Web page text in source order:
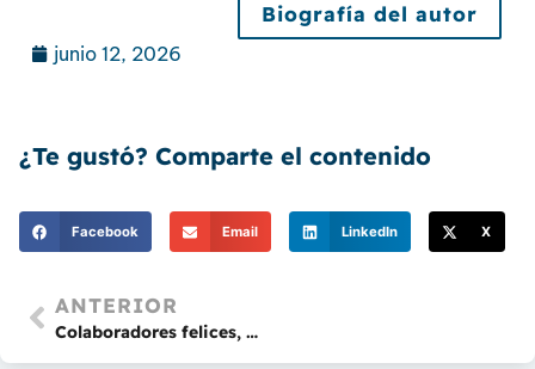
Biografía del autor
junio 12, 2026
¿Te gustó? Comparte el contenido
Facebook Email LinkedIn X
ANTERIOR
Colaboradores felices, clientes satisfechos: Cuando el endomarketing se convierte en ventaja competitiva